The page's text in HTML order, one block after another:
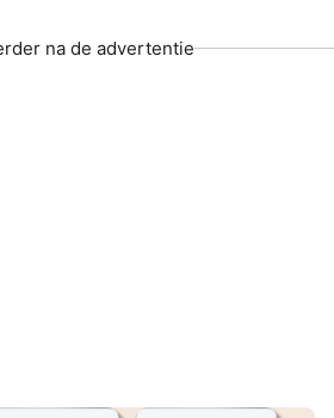
na de advertentie